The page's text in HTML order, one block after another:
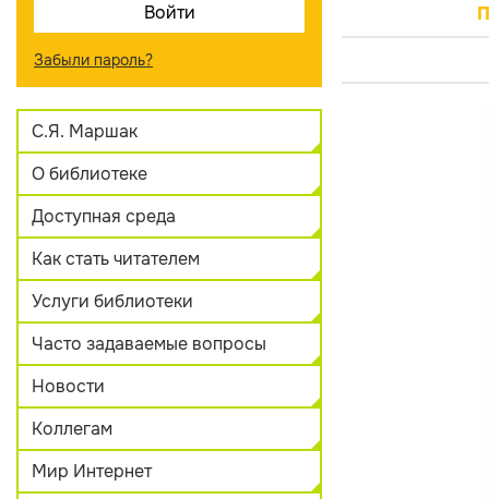
Забыли пароль?
С.Я. Маршак
О библиотеке
Доступная среда
Как стать читателем
Услуги библиотеки
Часто задаваемые вопросы
Новости
Коллегам
Мир Интернет